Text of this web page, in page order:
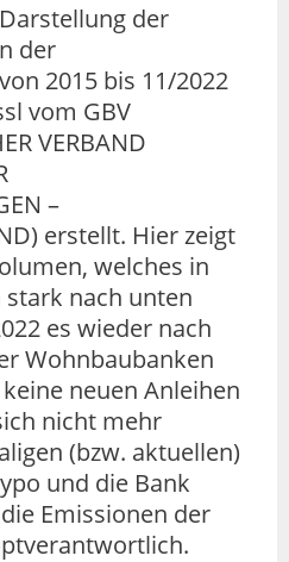
der
der
2015 bis 11/2022
vom GBV
VERBAND
–
erstellt. Hier zeigt
welches in
stark nach unten
es wieder nach
Wohnbaubanken
neuen Anleihen
nicht mehr
(bzw. aktuellen)
und die Bank
Emissionen der